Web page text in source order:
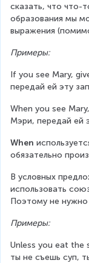
сказать, что что-
образования мы
выражения
Примеры:
If you see Mary,
передай ей эту
When you see
Мэри, передай ей
When
обязательно
В условных
использовать
Поэтому не нужно
Примеры:
Unless you eat the
ты не съешь суп,